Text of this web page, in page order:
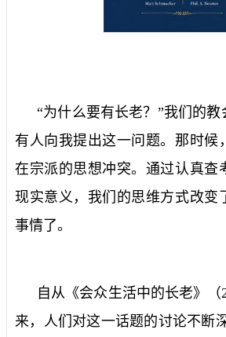
“为什么要有长老？”我们的
有人向我提出这一问题。那时候
在宗派的思想冲突。通过认真查
现实意义，我们的思维方式改变
事情了。
自从《会众生活中的长老》（
来，人们对这一话题的讨论不断